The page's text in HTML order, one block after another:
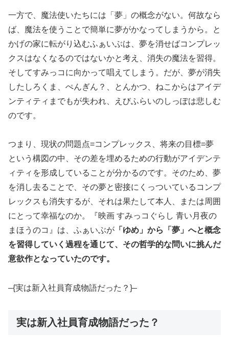
一方で、魔法使いたちには「夢」の概念がない。何故なら
ば、魔法を使うことで簡単に夢がかなってしまうから。と
かげの家に転がり込むふぁいぶは、夢を消せばコンプレッ
クスはなくなるのではないかと考え、消失の魔法を習得。
そしてすみっコに向かって唱えてしまう。だが、夢が消失
したしろくま、ぺんぎん？、とんかつ、ねこからはアイデ
ンティティまでもが失われ、えびふらいのしっぽは悲しむ
のです。
つまり、現状の問題点=コンプレックス、将来の目標=夢
という構図の中、その差を埋めるための行動がアイデンテ
ィティを形成していることが分かるのです。そのため、夢
を消し去ることで、その夢と密接にくっついているコンプ
レックスも消失するが、それは果たして本人、または周囲
にとって幸福なのか。『映画 すみっコぐらし 青い月夜の
まほうのコ』は、ふぁいぶが 「ゆめ」から「夢」へと概念
を習得していく過程を通じて、その哲学的な問いに挑んだ
意欲作となっていたのです。
–{実は新入社員育成物語だった？}–
実は新入社員育成物語だった？